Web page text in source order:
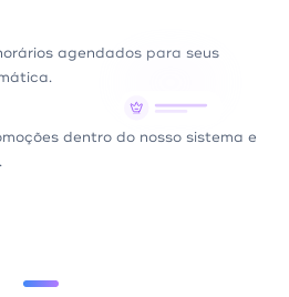
agendados para seus
dentro do nosso sistema e